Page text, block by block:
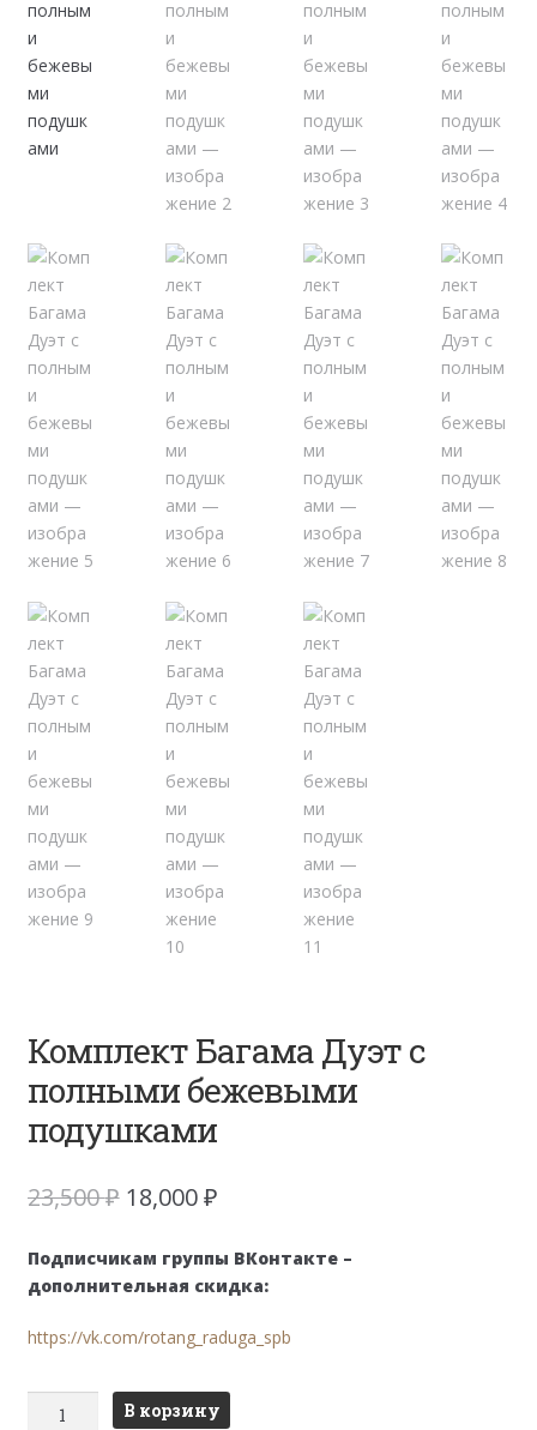
Комплект Багама Дуэт с
полными бежевыми
подушками
23,500₽ Первоначальная
составляла
23,500 ₽.
18,000₽Текущая
18,000 ₽.
Подписчикам группы ВКонтакте –
дополнительная скидка:
https://vk.com/rotang_raduga_spb
Количество В корзину